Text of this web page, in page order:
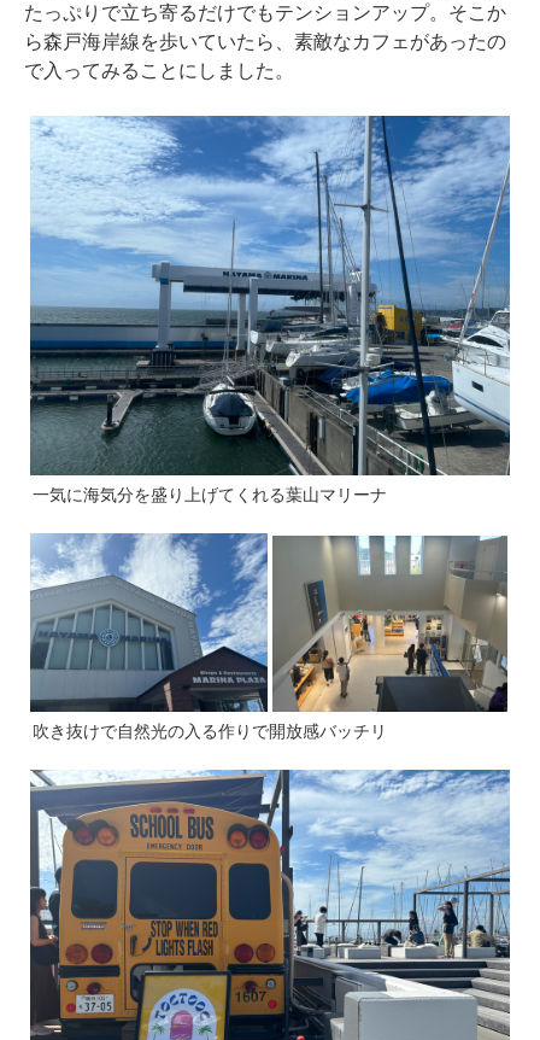
たっぷりで立ち寄るだけでもテンションアップ。そこか
ら森戸海岸線を歩いていたら、素敵なカフェがあったの
で入ってみることにしました。
一気に海気分を盛り上げてくれる葉山マリーナ
吹き抜けで自然光の入る作りで開放感バッチリ